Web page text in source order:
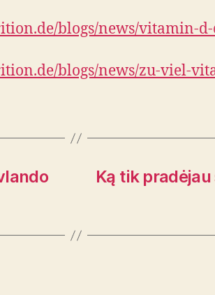
blogs/news/vitamin-
blogs/news/zu-viel-
Ką tik